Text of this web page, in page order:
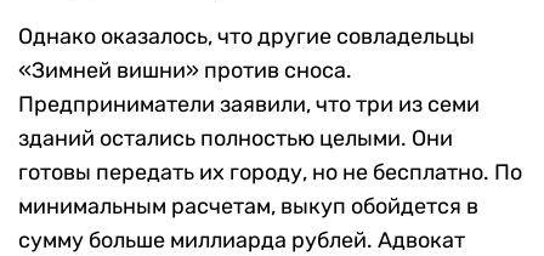
Однако оказалось, что другие совладельцы
«Зимней вишни» против сноса.
Предприниматели заявили, что три из семи
зданий остались полностью целыми. Они
готовы передать их городу, но не бесплатно. По
минимальным расчетам, выкуп обойдется в
сумму больше миллиарда рублей. Адвокат